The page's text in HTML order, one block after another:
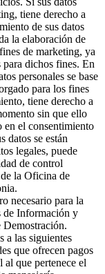
tiene derecho a
de sus datos
la elaboración de
de marketing, ya
para dichos fines. En
personales se base
para los fines
tiene derecho a
sin que ello
en el consentimiento
datos se están
legales, puede
de control
la Oficina de
necesario para la
de Información y
a las siguientes
que ofrecen pagos
al que pertenece el